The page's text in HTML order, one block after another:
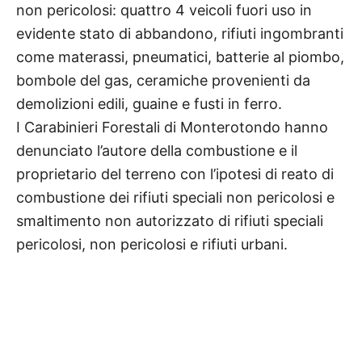
non pericolosi: quattro 4 veicoli fuori uso in
evidente stato di abbandono, rifiuti ingombranti
come materassi, pneumatici, batterie al piombo,
bombole del gas, ceramiche provenienti da
demolizioni edili, guaine e fusti in ferro.
I Carabinieri Forestali di Monterotondo hanno
denunciato l’autore della combustione e il
proprietario del terreno con l’ipotesi di reato di
combustione dei rifiuti speciali non pericolosi e
smaltimento non autorizzato di rifiuti speciali
pericolosi, non pericolosi e rifiuti urbani.